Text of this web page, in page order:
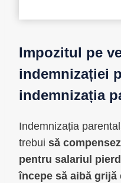
Impozitul pe
indemnizației
indemnizația
Indemnizația
trebui să
pentru salariul
începe să aibă grijă